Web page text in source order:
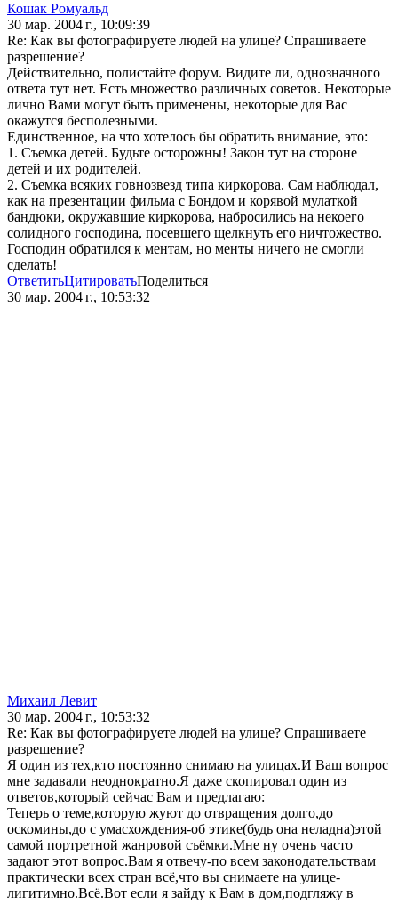
Кошак Ромуальд
30 мар. 2004 г., 10:09:39
Re: Как вы фотографируете людей на улице? Спрашиваете
разрешение?
Действительно, полистайте форум. Видите ли, однозначного
ответа тут нет. Есть множество различных советов. Некоторые
лично Вами могут быть применены, некоторые для Вас
окажутся бесполезными.
Единственное, на что хотелось бы обратить внимание, это:
1. Съемка детей. Будьте осторожны! Закон тут на стороне
детей и их родителей.
2. Съемка всяких говнозвезд типа киркорова. Сам наблюдал,
как на презентации фильма с Бондом и корявой мулаткой
бандюки, окружавшие киркорова, набросились на некоего
солидного господина, посевшего щелкнуть его ничтожество.
Господин обратился к ментам, но менты ничего не смогли
сделать!
ОтветитьЦитироватьПоделиться
30 мар. 2004 г., 10:53:32
Михаил Левит
30 мар. 2004 г., 10:53:32
Re: Как вы фотографируете людей на улице? Спрашиваете
разрешение?
Я один из тех,кто постоянно снимаю на улицах.И Ваш вопрос
мне задавали неоднократно.Я даже скопировал один из
ответов,который сейчас Вам и предлагаю:
Теперь о теме,которую жуют до отвращения долго,до
оскомины,до с умасхождения-об этике(будь она неладна)этой
самой портретной жанровой съёмки.Мне ну очень часто
задают этот вопрос.Вам я отвечу-по всем законодательствам
практически всех стран всё,что вы снимаете на улице-
лигитимно.Всё.Вот если я зайду к Вам в дом,подгляжу в